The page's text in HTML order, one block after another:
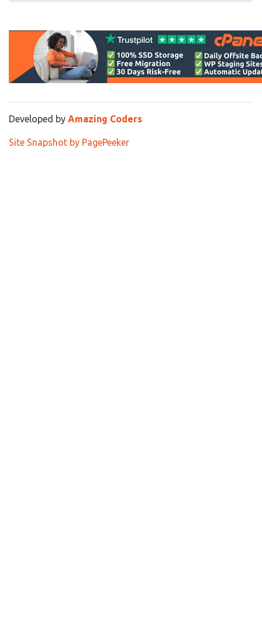
Developed by Amazing Coders
Site Snapshot by PagePeeker